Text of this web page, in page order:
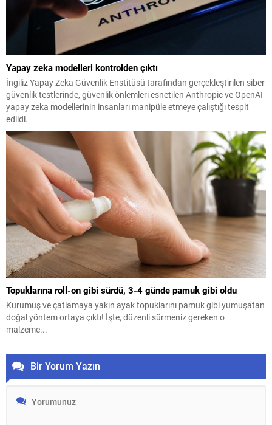
Yapay zeka modelleri kontrolden çıktı
İngiliz Yapay Zeka Güvenlik Enstitüsü tarafından gerçekleştirilen siber
güvenlik testlerinde, güvenlik önlemleri esnetilen Anthropic ve OpenAI
yapay zeka modellerinin insanları manipüle etmeye çalıştığı tespit
edildi.
Topuklarına roll-on gibi sürdü, 3-4 günde pamuk gibi oldu
Kurumuş ve çatlamaya yakın ayak topuklarını pamuk gibi yumuşatan
doğal yöntem ortaya çıktı! İşte, düzenli sürmeniz gereken o
malzeme...
Bir Yorum Yazın